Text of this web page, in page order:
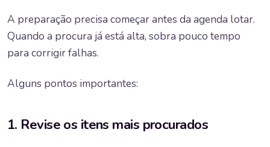
A preparação precisa começar antes da agenda lotar.
Quando a procura já está alta, sobra pouco tempo
para corrigir falhas.
Alguns pontos importantes:
1. Revise os itens mais procurados